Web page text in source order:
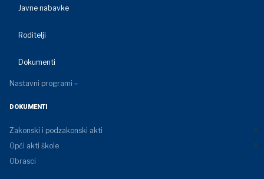
Javne nabavke
Roditelji
Dokumenti
Nastavni programi
DOKUMENTI
Zakonski i podzakonski akti
Opći akti škole
Obrasci